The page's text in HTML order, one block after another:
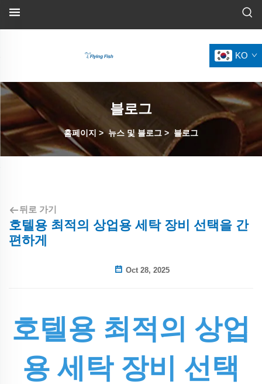
KO
블로그
홈페이지 >뉴스 및 블로그 > 블로그
뒤로 가기
호텔용 최적의 상업용 세탁 장비 선택을 간
편하게
Oct 28, 2025
호텔용 최적의 상업
용 세탁 장비 선택